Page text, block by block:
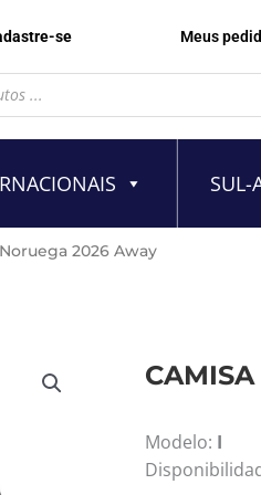
se Meus
SUL-
2026 Away
Modelo: I